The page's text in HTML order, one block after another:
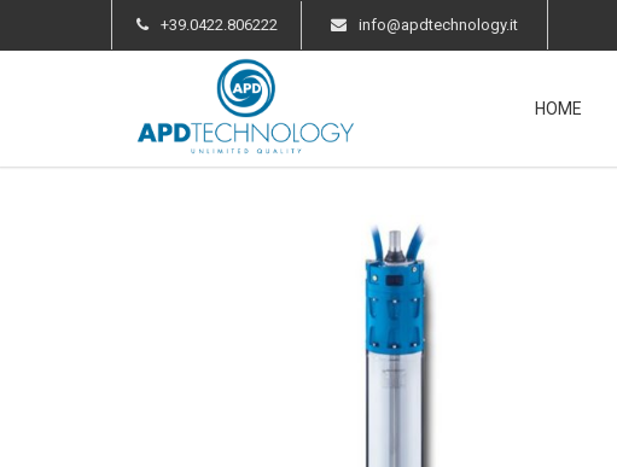
+39.0422.806222 info@apdtechnology.it
HOME